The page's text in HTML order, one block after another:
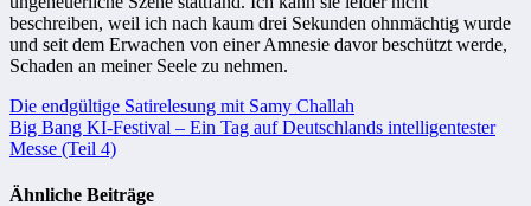
beschreiben, weil ich nach kaum drei Sekunden ohnmächtig wurde
und seit dem Erwachen von einer Amnesie davor beschützt werde,
Schaden an meiner Seele zu nehmen.
Beitragsnavigation
Die endgültige Satirelesung mit Samy Challah
Big Bang KI-Festival – Ein Tag auf Deutschlands intelligentester
Messe (Teil 4)
Ähnliche Beiträge